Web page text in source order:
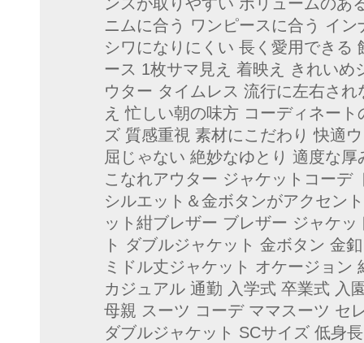
ニムに合う ワンピースに合う イ
シワになりにくい 長く愛用できる
ース 1枚サマ見え 着映え きれい
ウター タイムレス 流行に左右さ
え 忙しい朝の味方 コーディネー
ズ 質感重視 素材にこだわり 快適
屈じゃない 絶妙なゆとり 適度な
こなれアウター ジャケットコーデ
シルエット＆金ボタンがアクセン
ット紺ブレザー ブレザー ジャケ
ト ダブルジャケット 金ボタン 金
ミドル丈ジャケット オケージョ
カジュアル 通勤 入学式 卒業式 入
母親 スーツ コーデ ママスーツ セ
ダブルジャケット SCサイズ 低身